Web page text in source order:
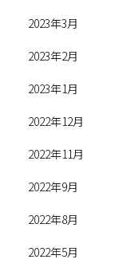
2023年3月
2023年2月
2023年1月
2022年12月
2022年11月
2022年9月
2022年8月
2022年5月